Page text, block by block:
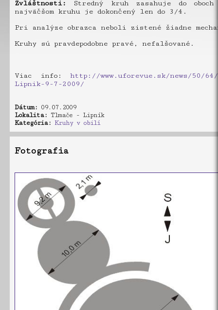
Zvláštnosti:
Stredný kruh zasahuje do
najväčšom kruhu je dokončený len do 3/4.
Pri analýze obrazca neboli zistené žiadne
Kruhy sú pravdepodobne pravé, nefalšované.
Viac info: http://www.uforevue.sk/news/50/
Lipnik-9-7-2009/
Dátum: 09.07.2009
Lokalita: Tlmače - Lipník
Kategória: Kruhy v obilí
Fotografia